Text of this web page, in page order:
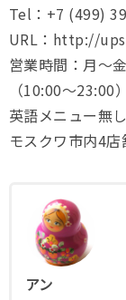
Tel：+7 (499)
URL：http://
営業時間：月〜
（10:00〜23:00）
英語メニュー無
モスクワ市内4店
アン